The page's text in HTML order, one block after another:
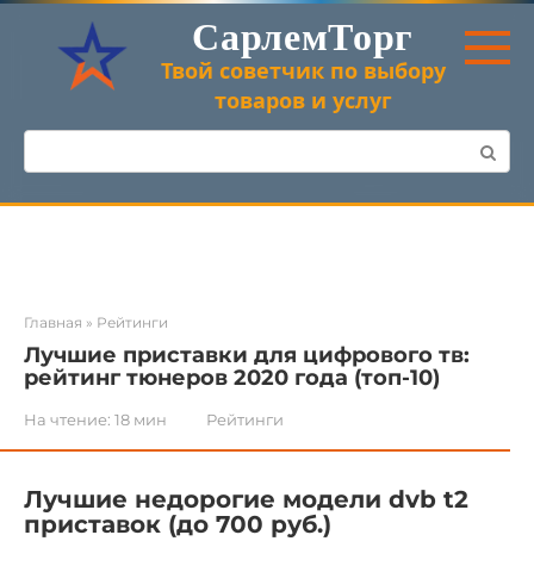
Перейти
контенту
СарлемТорг
Твой советчик по выбору
товаров и услуг
Поиск:
Главная » Рейтинги
Лучшие приставки для цифрового тв:
рейтинг тюнеров 2020 года (топ-10)
На чтение: 18 мин Рейтинги
Лучшие недорогие модели dvb t2
приставок (до 700 руб.)